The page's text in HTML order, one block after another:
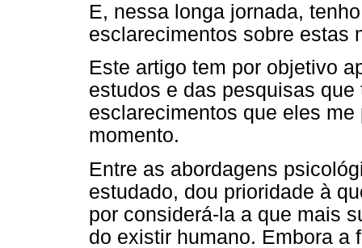
E, nessa longa jornada,
esclarecimentos sobre estas
Este artigo tem por objetivo
estudos e das pesquisas
esclarecimentos que eles
momento.
Entre as abordagens
estudado, dou prioridade à
por considerá-la a que mais
do existir humano. Embora a